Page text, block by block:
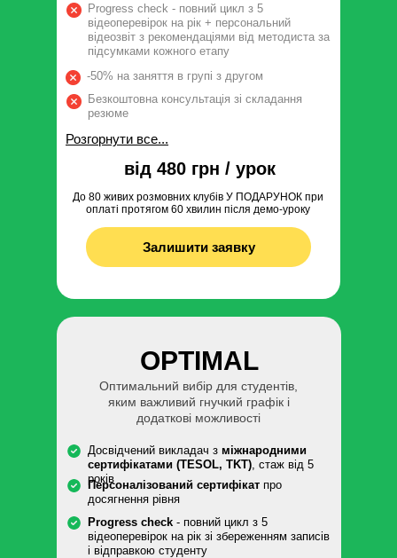
OPTIMAL
Досвідчений викладач з міжнародними
сертифікатами (TESOL, TKT) , стаж від 5
років
Персоналізований сертифікат про
досягнення рівня
Оптимальний вибір для студентів,
яким важливий гнучкий графік і
додаткові можливості
Безкоштовна консультація зі складання
резюме
Progress check - повний цикл з 5
відеоперевірок на рік + персональний
відеозвіт з рекомендаціями від методиста за
підсумками кожного етапу
-50% на заняття в групі з другом
Progress check - повний цикл з 5
відеоперевірок на рік зі збереженням записів
і відправкою студенту
До 80 живих розмовних клубів У ПОДАРУНОК при
оплаті протягом 60 хвилин після демо-уроку
Залишити заявку
Розгорнути все...
від 480 грн / урок